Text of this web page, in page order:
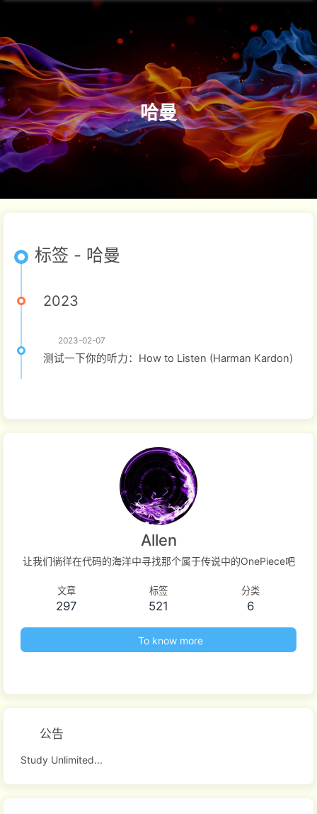
哈曼
标签 - 哈曼
2023
2023-02-07
测试一下你的听力：How to Listen (Harman Kardon)
Allen
让我们徜徉在代码的海洋中寻找那个属于传说中的OnePiece吧
文章
297
标签
521
分类
6
To know more
公告
Study Unlimited...